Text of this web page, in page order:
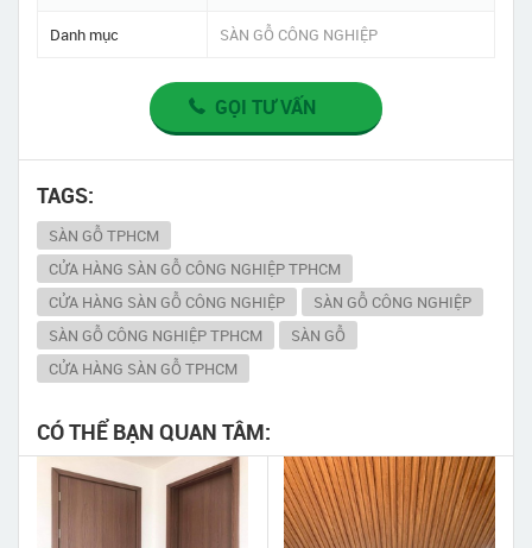
Danh mục SÀN GỖ CÔNG NGHIỆP
GỌI TƯ VẤN
TAGS:
SÀN GỖ TPHCM
CỬA HÀNG SÀN GỖ CÔNG NGHIỆP TPHCM
CỬA HÀNG SÀN GỖ CÔNG NGHIỆP
SÀN GỖ CÔNG NGHIỆP
SÀN GỖ CÔNG NGHIỆP TPHCM
SÀN GỖ
CỬA HÀNG SÀN GỖ TPHCM
CÓ THỂ BẠN QUAN TÂM: